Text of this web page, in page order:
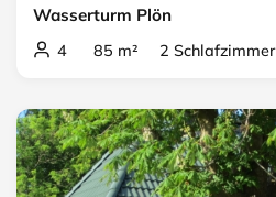
Wasserturm Plön
4 85 m² 2 Schlafzimmer